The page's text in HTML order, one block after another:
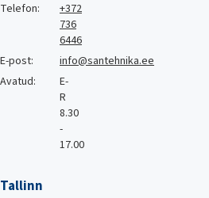
Telefon:
+372
736
6446
E-post:
info@santehnika.ee
Avatud:
E-
R
8.30
-
17.00
Tallinn